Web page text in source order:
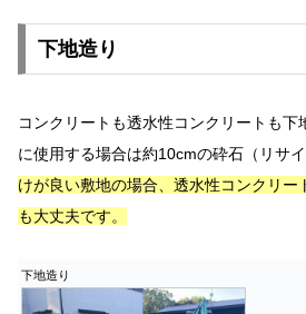
下地造り
コンクリートも透水性コンクリートも下
に使用する場合は約10cmの砕石（リサイ
けが良い敷地の場合、透水性コンクリー
も大丈夫です。
下地造り